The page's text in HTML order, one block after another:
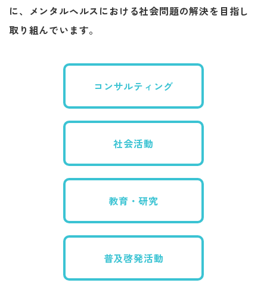
に、 ​​​​​​​メンタルヘルスにおける社会問題の解決を目指し
取り組んでいます。
コンサルティング
社会活動
教育・研究
普及啓発活動